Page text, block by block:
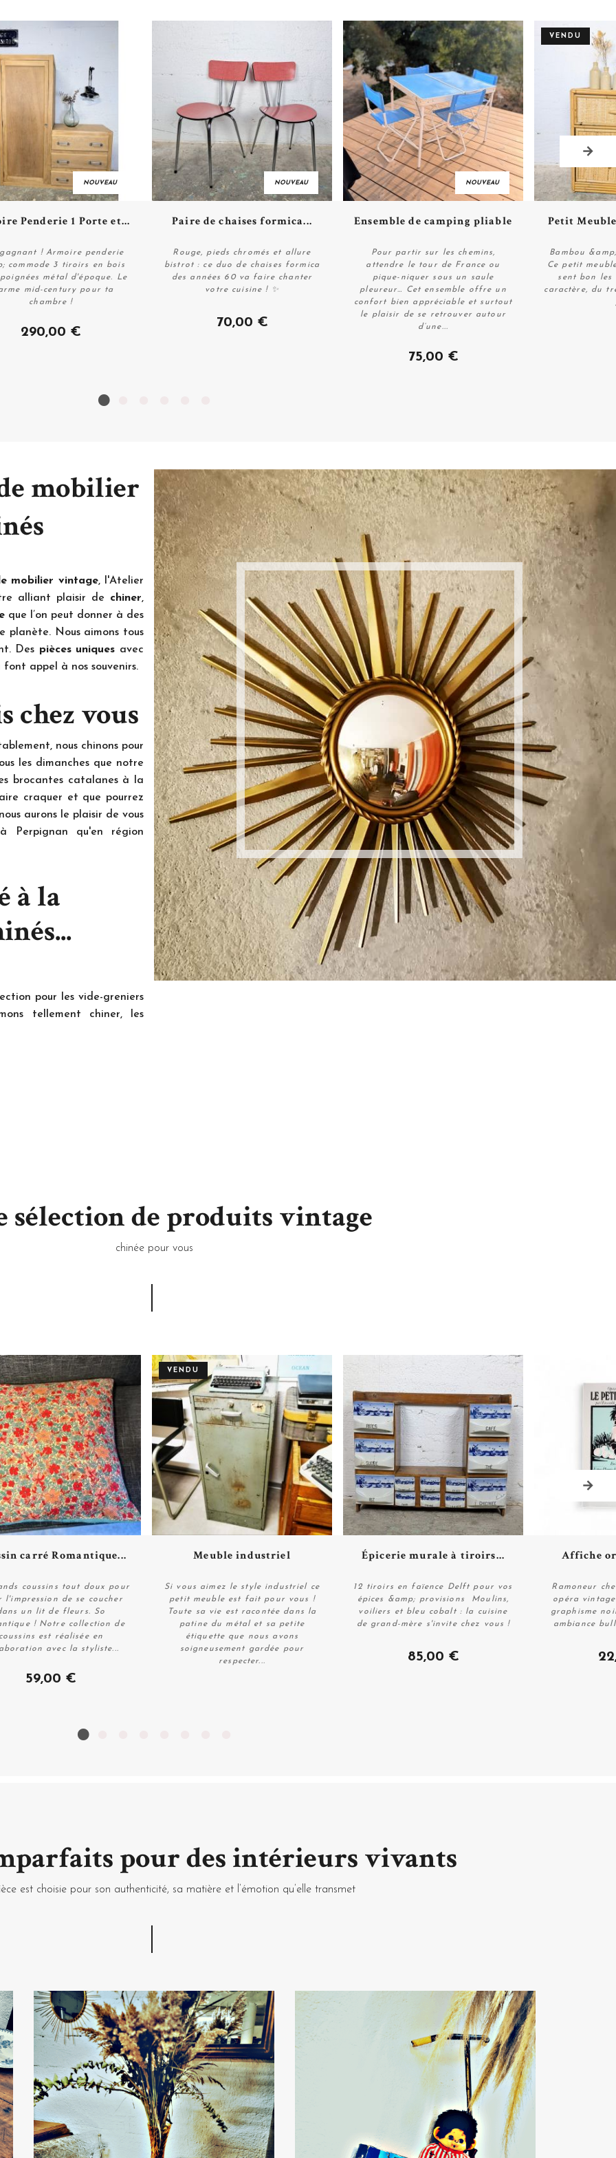
Acheter
NOUVEAU
Penderie 1 Porte et...
! Armoire penderie
commode 3 tiroirs en bois
métal d'époque. Le
mid-century pour ta
chambre !
290,00 €
Acheter
NOUVEAU
Paire de chaises formica...
Rouge, pieds chromés et allure
bistrot : ce duo de chaises formica
des années 60 va faire chanter
votre cuisine ! ✨
70,00 €
Acheter
NOUVEAU
Ensemble de camping pliable
Pour partir sur les chemins,
attendre le tour de France ou
pique-niquer sous un saule
pleureur… Cet ensemble offre un
confort bien appréciable et surtout
le plaisir de se retrouver autour
d’une...
75,00 €
VENDU
Petit
Bambou
Ce petit
sent bon les
caractère, du
mobilier
mobilier vintage, l'Atelier
alliant plaisir de chiner,
que l’on peut donner à des
planète. Nous aimons tous
Des pièces uniques avec
font appel à nos souvenirs.
chez vous
nous chinons pour
les dimanches que notre
brocantes catalanes à la
craquer et que pourrez
aurons le plaisir de vous
Perpignan qu'en région
à la
pour les vide-greniers
tellement chiner, les
nous n'hésitons pas
le Graal ! Nous adorons
. De belles
vintage nous permet de
authentiques et uniques,
raconter... pour vous
à votre image en y
chez la voisine qui comme
sans âme qui importent
de qualité", nous
et de ladéco rétrotout
avaient une personnalité
chaises vintage, ce
à la forme si particulière
tant dépareiller...
Notre brocante en ligne
les bonnes affaires !
recevoir les soins qui
question de relooker, on
perle
dans tous les sens et
recherchez? Pas de
et demander à notre
votre budget... Nous
auprès d'autres sites de
plateforme en ligne
sélection de produits vintage
chinée pour vous
Personnaliser
carré Romantique...
coussins tout doux pour
l'impression de se coucher
un lit de fleurs. So
! Notre collection de
coussins est réalisée en
avec la styliste...
59,00 €
Personnaliser
VENDU
Meuble industriel
Si vous aimez le style industriel ce
petit meuble est fait pour vous !
Toute sa vie est racontée dans la
patine du métal et sa petite
étiquette que nous avons
soigneusement gardée pour
respecter...
Acheter
Épicerie murale à tiroirs...
12 tiroirs en faïence Delft pour vos
épices &amp; provisions ️ Moulins,
voiliers et bleu cobalt : la cuisine
de grand-mère s'invite chez vous !
85,00 €
Affiche
Ramoneur
opéra
graphisme
ambiance
pour des intérieurs vivants
est choisie pour son authenticité, sa matière et l’émotion qu’elle transmet